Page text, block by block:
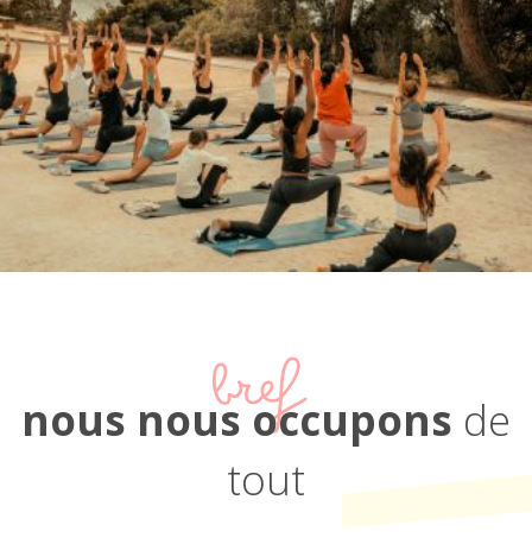
nous nous occupons de
tout
bref